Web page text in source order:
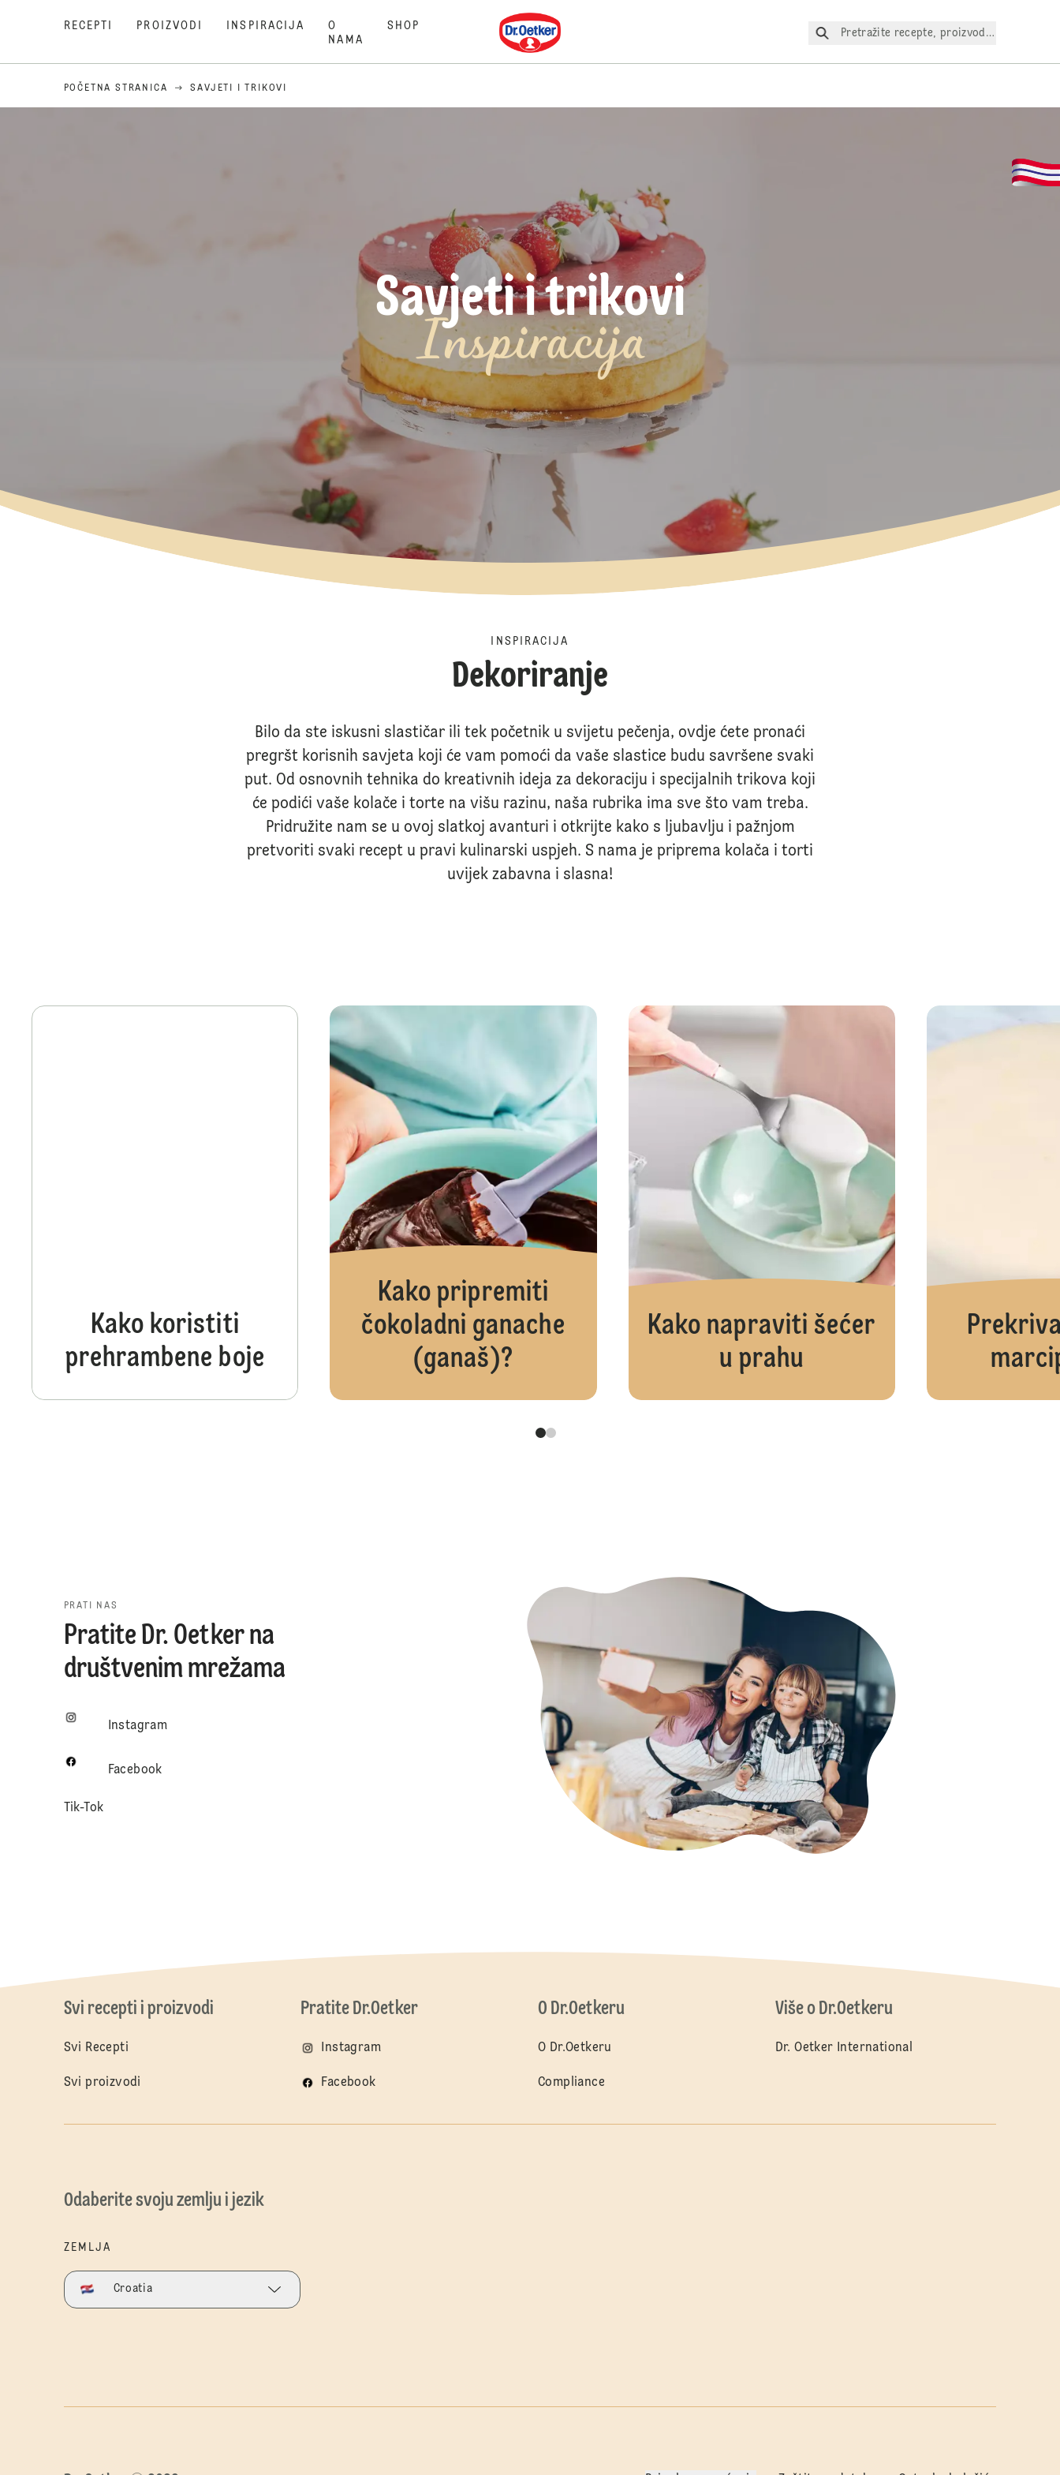
RECEPTI PROIZVODI INSPIRACIJA
O
NAMA
SHOP Dr. Oetker
Pretražite recepte, proizvode itd.
POČETNA STRANICA SAVJETI I TRIKOVI
Savjeti i trikovi
Inspiracija
INSPIRACIJA
Dekoriranje
Bilo da ste iskusni slastičar ili tek početnik u svijetu pečenja, ovdje ćete pronaći
pregršt korisnih savjeta koji će vam pomoći da vaše slastice budu savršene svaki
put. Od osnovnih tehnika do kreativnih ideja za dekoraciju i specijalnih trikova koji
će podići vaše kolače i torte na višu razinu, naša rubrika ima sve što vam treba.
Pridružite nam se u ovoj slatkoj avanturi i otkrijte kako s ljubavlju i pažnjom
pretvoriti svaki recept u pravi kulinarski uspjeh. S nama je priprema kolača i torti
uvijek zabavna i slasna!
Kako koristiti prehrambene boje
Kako koristiti
prehrambene boje
Kako pripremiti čokoladni ganache
Kako pripremiti
čokoladni ganache
(ganaš)?
Kako napraviti šećer
u prahu
PRATI NAS
Pratite Dr. Oetker na
društvenim mrežama
Instagram
Facebook
Tik-Tok
Svi recepti i proizvodi Pratite Dr.Oetker O Dr.Oetkeru Više o Dr.Oetkeru
Svi Recepti
Svi proizvodi
Instagram
Facebook
O Dr.Oetkeru
Compliance
Dr. Oetker International
Odaberite svoju zemlju i jezik
ZEMLJA
Croatia